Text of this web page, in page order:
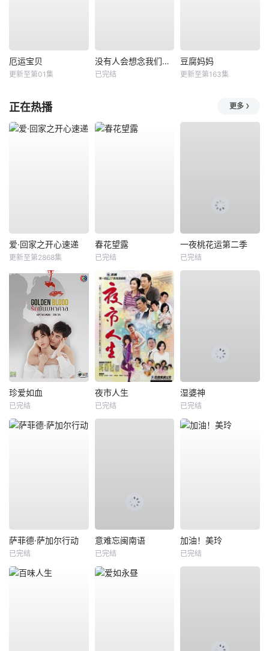
厄运宝贝
更新至第01集
没有人会想念我们第二季
已完结
豆腐妈妈
更新至第163集
正在热播 更多
爱·回家之开心速递
更新至第2868集
春花望露
已完结
一夜桃花运第二季
已完结
珍爱如血
已完结
夜市人生
已完结
湿婆神
已完结
萨菲德·萨加尔行动
已完结
意难忘闽南语
已完结
加油！美玲
已完结